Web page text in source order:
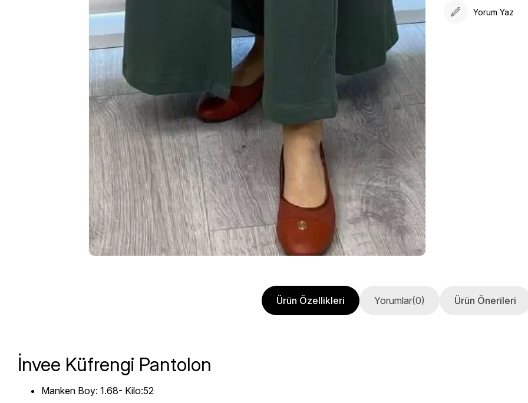
Yorum Yaz
Ürün Özellikleri Yorumlar(0) Ürün Önerileri
İnvee Küfrengi Pantolon
Manken Boy: 1.68- Kilo:52